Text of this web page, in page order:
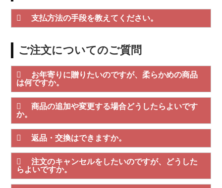
支払方法の手段を教えてください。
ご注文についてのご質問
お年寄りに贈りたいのですが、柔らかめの商品
は何ですか。
商品の追加や変更する場合どうしたらよいです
か。
返品・交換はできますか。
注文のキャンセルをしたいのですが、どうした
らよいですか。